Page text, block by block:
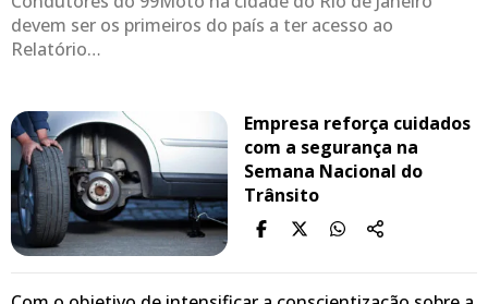
devem ser os primeiros do país a ter acesso ao
Relatório…
Empresa reforça cuidados
com a segurança na
Semana Nacional do
Trânsito